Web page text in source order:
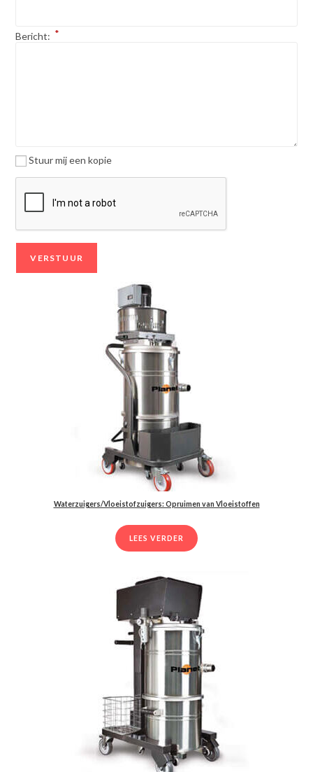
Bericht: *
Stuur mij een kopie
Waterzuigers/Vloeistofzuigers: Opruimen van Vloeistoffen
LEES VERDER